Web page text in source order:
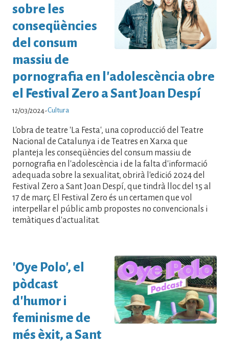
sobre les
conseqüències
del consum
massiu de
pornografia en l'adolescència obre
el Festival Zero a Sant Joan Despí
12/03/2024-Cultura
L'obra de teatre 'La Festa', una coproducció del Teatre
Nacional de Catalunya i de Teatres en Xarxa que
planteja les conseqüències del consum massiu de
pornografia en l'adolescència i de la falta d'informació
adequada sobre la sexualitat, obrirà l'edició 2024 del
Festival Zero a Sant Joan Despí, que tindrà lloc del 15 al
17 de març. El Festival Zero és un certamen que vol
interpel·lar el públic amb propostes no convencionals i
temàtiques d'actualitat.
'Oye Polo', el
pòdcast
d'humor i
feminisme de
més èxit, a Sant